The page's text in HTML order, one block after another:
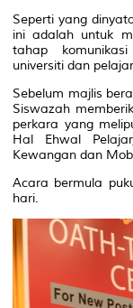
Seperti yang
ini adalah untuk
tahap
universiti dan
Sebelum majlis
Siswazah
perkara yang
Hal Ehwal
Kewangan dan
Acara bermula
hari.